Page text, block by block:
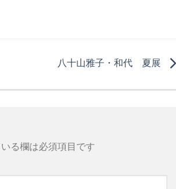
八十山雅子・和代 夏展
る欄は必須項目です